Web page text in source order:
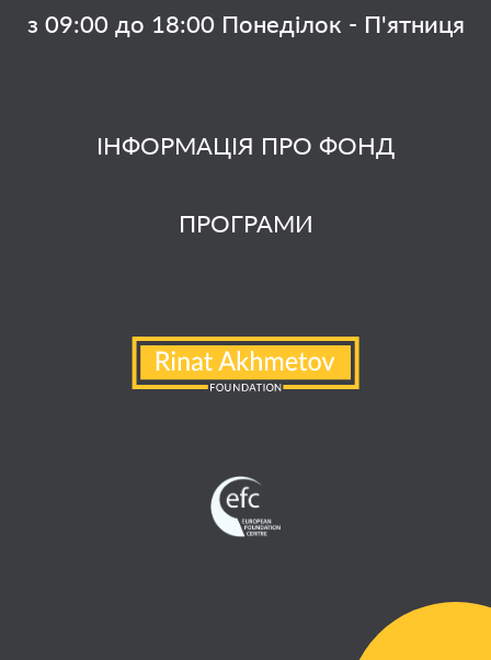
ІНФОРМАЦІЯ ПРО ФОНД
ПРОГРАМИ
з 09:00 до 18:00 Понеділок - П'ятниця